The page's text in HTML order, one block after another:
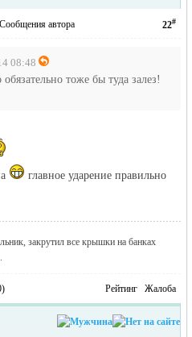
22#
Сообщения автора
08:48
тоже бы туда залез!
главное ударение правильно
закрутил все крышки на банках
) Рейтинг Жалоба